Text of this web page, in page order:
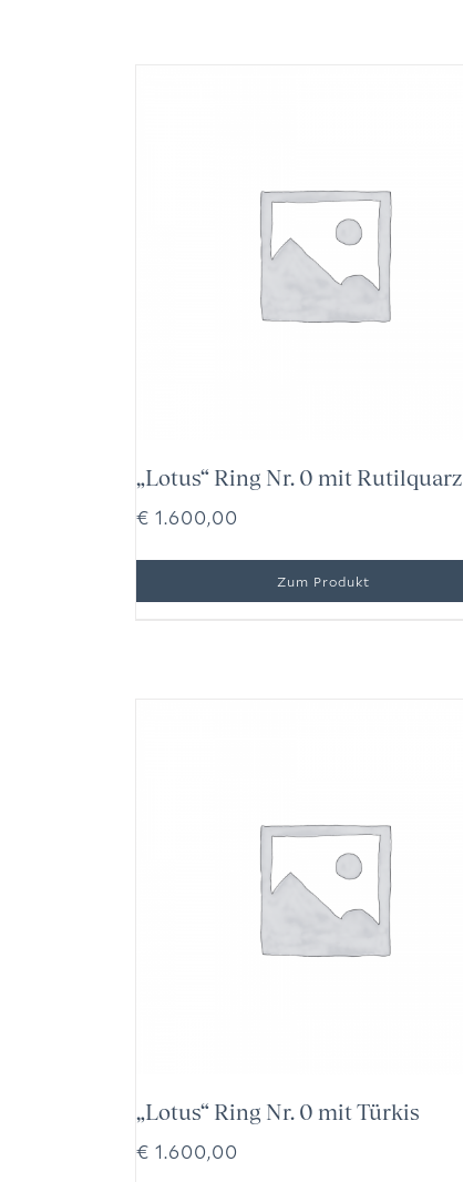
„Lotus“ Ring Nr. 0 mit Rutilquarz
€ 1.600,00
„Lotus“ Ring Nr. 0 mit Türkis
€ 1.600,00